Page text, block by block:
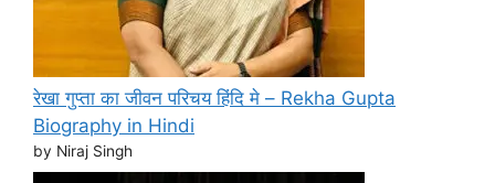
रेखा गुप्ता का जीवन परिचय हिंदि मे – Rekha Gupta
Biography in Hindi
by Niraj Singh